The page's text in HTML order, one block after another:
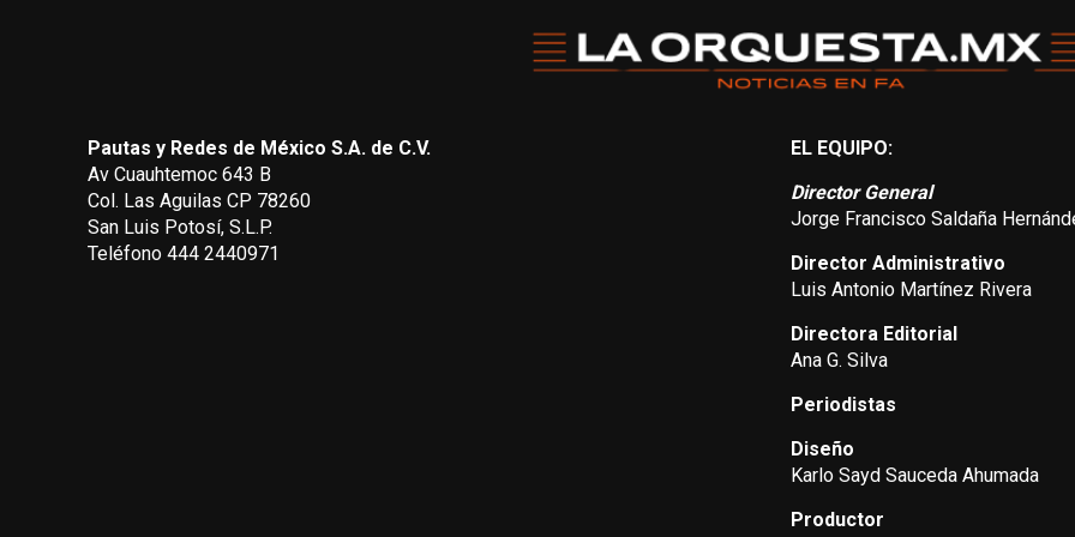
Pautas y Redes de México S.A. de C.V.
Av Cuauhtemoc 643 B
Col. Las Aguilas CP 78260
San Luis Potosí, S.L.P.
Teléfono 444 2440971
EL EQUIPO:
Director General
Jorge Francisco Saldaña
Director Administrativo
Luis Antonio Martínez Rivera
Directora Editorial
Ana G. Silva
Periodistas
Diseño
Karlo Sayd Sauceda Ahumada
Productor